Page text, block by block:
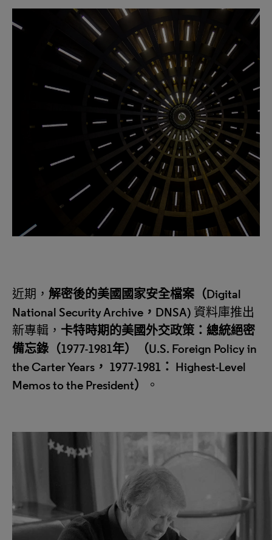
近期， 解密後的美國國家安全檔案（Digital
National Security Archive，DNSA) 資料庫推出
新專輯， 卡特時期的美國外交政策：總統絕密
備忘錄（1977-1981年）（U.S. Foreign Policy in
the Carter Years， 1977-1981： Highest-Level
Memos to the President） 。